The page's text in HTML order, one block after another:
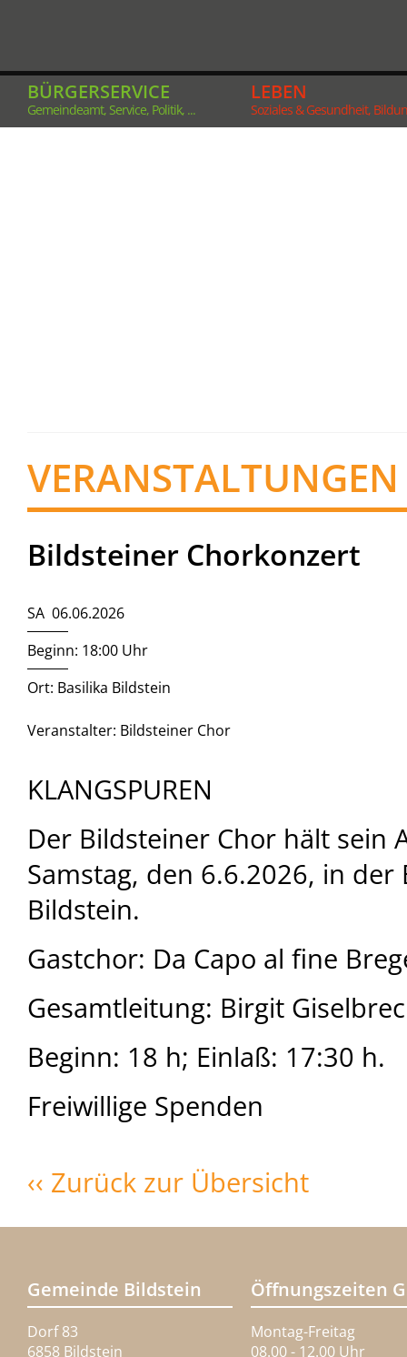
BÜRGERSERVICE
Gemeindeamt, Service, Politik, ...
LEBEN
Soziales & Gesundheit,
VERANSTALTUNGEN
Bildsteiner Chorkonzert
SA 06.06.2026
Beginn: 18:00 Uhr
Ort: Basilika Bildstein
Veranstalter: Bildsteiner Chor
KLANGSPUREN
Der Bildsteiner Chor hält sein
Samstag, den 6.6.2026, in der
Bildstein.
Gastchor: Da Capo al fine
Gesamtleitung: Birgit
Beginn: 18 h; Einlaß: 17:30 h.
Freiwillige Spenden
‹‹ Zurück zur Übersicht
Gemeinde Bildstein
Dorf 83
6858 Bildstein
Öffnungszeiten
Montag-Freitag
08.00 - 12.00 Uhr